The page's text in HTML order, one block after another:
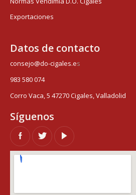
Exportaciones
Datos de contacto
consejo@do-cigales.es
983 580 074
Corro Vaca, 5 47270 Cigales, Valladolid
Síguenos